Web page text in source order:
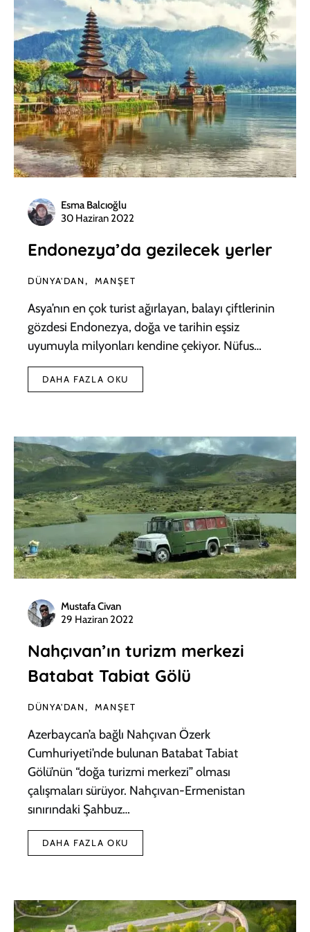
Esma Balcıoğlu
30 Haziran 2022
Endonezya’da gezilecek yerler
DÜNYA'DAN MANŞET
Asya’nın en çok turist ağırlayan, balayı çiftlerinin
gözdesi Endonezya, doğa ve tarihin eşsiz
uyumuyla milyonları kendine çekiyor. Nüfus…
DAHA FAZLA OKU
Mustafa Civan
29 Haziran 2022
Nahçıvan’ın turizm merkezi
Batabat Tabiat Gölü
DÜNYA'DAN MANŞET
Azerbaycan’a bağlı Nahçıvan Özerk
Cumhuriyeti’nde bulunan Batabat Tabiat
Gölü’nün “doğa turizmi merkezi” olması
çalışmaları sürüyor. Nahçıvan-Ermenistan
sınırındaki Şahbuz…
DAHA FAZLA OKU